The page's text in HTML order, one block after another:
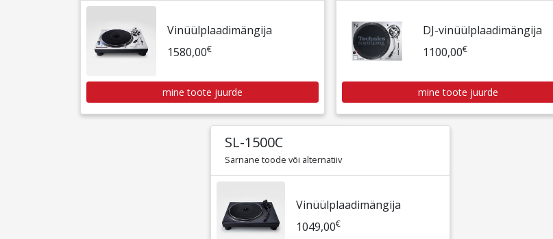
Vinüülplaadimängija
1580,00€
mine toote juurde
DJ-vinüülplaadimängija
1100,00€
mine toote juurde
SL-1500C
Sarnane toode või alternatiiv
Vinüülplaadimängija
1049,00€